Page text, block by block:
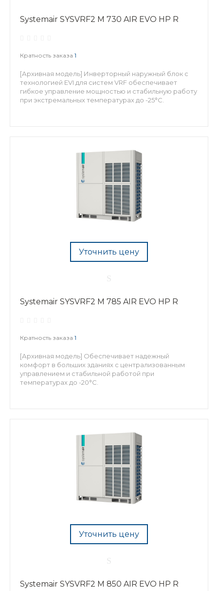
Systemair SYSVRF2 M 730 AIR EVO HP R
Кратность заказа 1
[Архивная модель] Инверторный наружный блок с
технологией EVI для систем VRF обеспечивает
гибкое управление мощностью и стабильную работу
при экстремальных температурах до -25°С.
Уточнить цену
Systemair SYSVRF2 M 785 AIR EVO HP R
Кратность заказа 1
[Архивная модель] Обеспечивает надежный
комфорт в больших зданиях с централизованным
управлением и стабильной работой при
температурах до -20°С.
Уточнить цену
Systemair SYSVRF2 M 850 AIR EVO HP R